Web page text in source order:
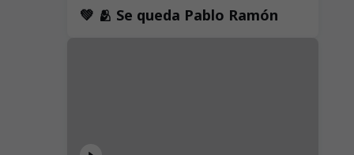
💚 🫂 Se queda Pablo Ramón